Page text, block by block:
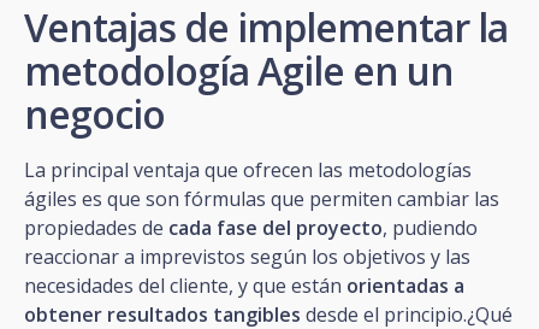
Ventajas de implementar la
metodología Agile en un
negocio
La principal ventaja que ofrecen las metodologías
ágiles es que son fórmulas que permiten cambiar las
propiedades de cada fase del proyecto, pudiendo
reaccionar a imprevistos según los objetivos y las
necesidades del cliente, y que están orientadas a
obtener resultados tangibles desde el principio.¿Qué